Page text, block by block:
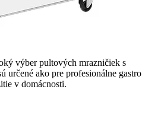
výber pultových mrazničiek s
určené ako pre profesionálne gastro
v domácnosti.